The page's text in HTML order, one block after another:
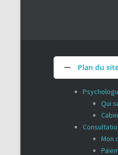
Plan du
Qui
Mon